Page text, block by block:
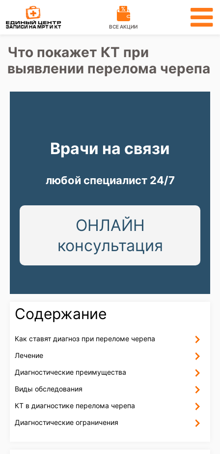
ВСЕ АКЦИИ
Что покажет КТ при
выявлении перелома черепа
ОНЛАЙН
консультация
любой специалист 24/7
Врачи на связи
Содержание
Как ставят диагноз при переломе черепа
Лечение
Диагностические преимущества
Виды обследования
КТ в диагностике перелома черепа
Диагностические ограничения